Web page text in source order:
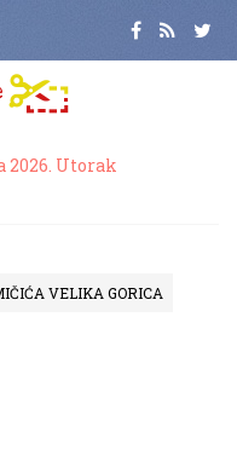
2026. Utorak
VELIKA GORICA